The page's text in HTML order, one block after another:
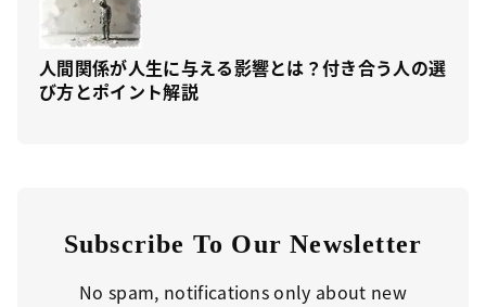
人間関係が人生に与える影響とは？付き合う人の選
び方とポイント解説
Subscribe To Our Newsletter
No spam, notifications only about new